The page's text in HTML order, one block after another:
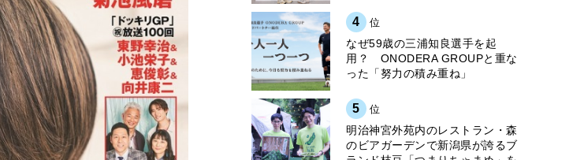
4 位
なぜ59歳の三浦知良選手を起
用？ ONODERA GROUPと重な
った「努力の積み重ね」
5 位
明治神宮外苑内のレストラン・森
のビアガーデンで新潟県が誇るブ